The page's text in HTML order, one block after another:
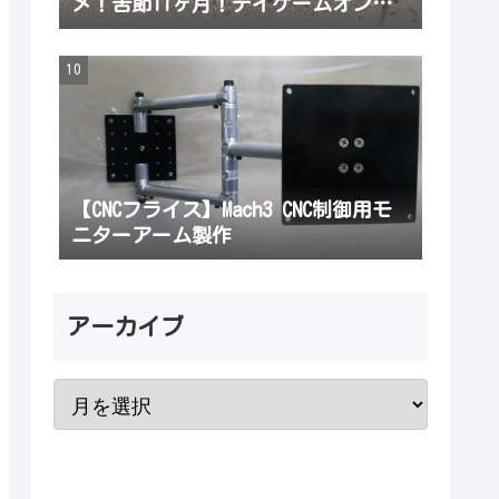
ーの厳しさに負けず念願のサードヒ
ラメを正月前に釣り上げた！おせち
も良いけどヒラメもね！
【CNCフライス】Mach3 CNC制御用モ
ニターアーム製作
アーカイブ